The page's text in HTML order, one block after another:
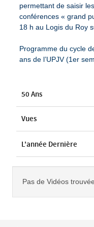
permettant de saisir
conférences « grand
18 h au Logis du Roy
Programme du cycle
ans de l’UPJV (1er
50 Ans
Vues
L'année Dernière
Pas de Vidéos